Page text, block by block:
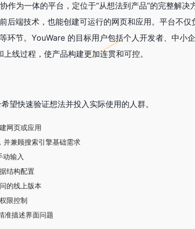
作为一体的平台，定位于“从想法到产品”的完整解决
后端技术，也能创建可运行的网页和应用。平台不仅
环节。YouWare 的目标用户包括个人开发者、中小
线过程，使产品构建更加连贯和可控。
望快速验证想法并投入实际使用的人群。
网页或应用
兼顾搜索引擎基础需求
输入
结构配置
的线上版本
限控制
准描述界面问题